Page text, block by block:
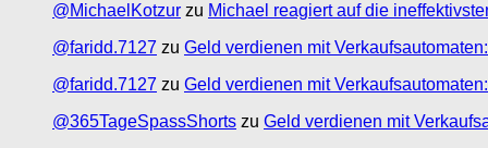
@MichaelKotzur zu Michael reagiert auf die
@faridd.7127 zu Geld verdienen mit
@faridd.7127 zu Geld verdienen mit
@365TageSpassShorts zu Geld verdienen mit